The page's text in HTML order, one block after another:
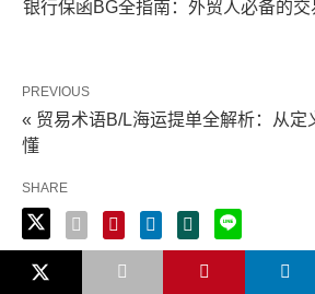
银行保函BG全指南：外贸人必备的
PREVIOUS
« 贸易术语B/L海运提单全解析：从定
懂
SHARE